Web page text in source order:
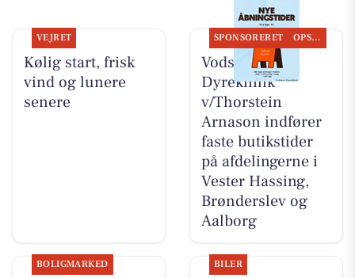
VEJRET
Kølig start, frisk
vind og lunere
senere
SPONSORERET OPSLAGSTAVLEN
Vodskov
Dyreklinik
v/Thorstein
Arnason indfører
faste butikstider
på afdelingerne i
Vester Hassing,
Brønderslev og
Aalborg
BOLIGMARKED BILER